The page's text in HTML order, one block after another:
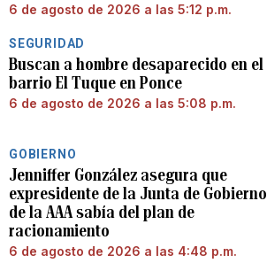
6 de agosto de 2026 a las 5:12 p.m.
SEGURIDAD
Buscan a hombre desaparecido en el
barrio El Tuque en Ponce
6 de agosto de 2026 a las 5:08 p.m.
GOBIERNO
Jenniffer González asegura que
expresidente de la Junta de Gobierno
de la AAA sabía del plan de
racionamiento
6 de agosto de 2026 a las 4:48 p.m.